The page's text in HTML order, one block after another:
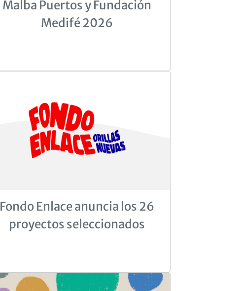
Malba Puertos y Fundación
Medifé 2026
Fondo Enlace anuncia los 26
proyectos seleccionados